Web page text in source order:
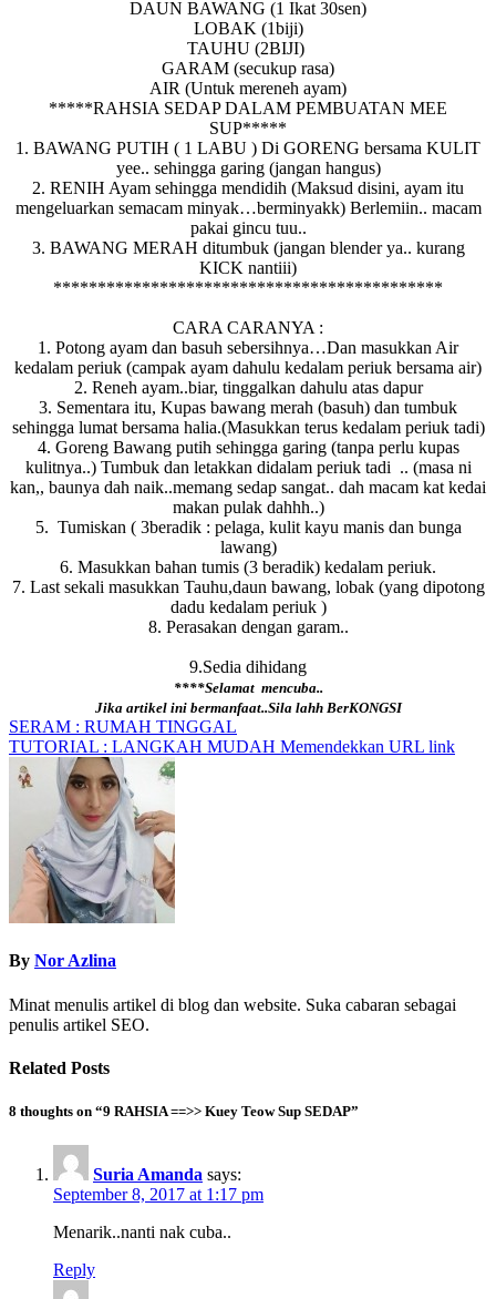
DAUN BAWANG (1 Ikat 30sen)
LOBAK (1biji)
TAUHU (2BIJI)
GARAM (secukup rasa)
AIR (Untuk mereneh ayam)
*****RAHSIA SEDAP DALAM PEMBUATAN MEE
SUP*****
1. BAWANG PUTIH ( 1 LABU ) Di GORENG bersama KULIT
yee.. sehingga garing (jangan hangus)
2. RENIH Ayam sehingga mendidih (Maksud disini, ayam itu
mengeluarkan semacam minyak…berminyakk) Berlemiin.. macam
pakai gincu tuu..
3. BAWANG MERAH ditumbuk (jangan blender ya.. kurang
KICK nantiii)
********************************************
CARA CARANYA :
1. Potong ayam dan basuh sebersihnya…Dan masukkan Air
kedalam periuk (campak ayam dahulu kedalam periuk bersama air)
2. Reneh ayam..biar, tinggalkan dahulu atas dapur
3. Sementara itu, Kupas bawang merah (basuh) dan tumbuk
sehingga lumat bersama halia.(Masukkan terus kedalam periuk tadi)
4. Goreng Bawang putih sehingga garing (tanpa perlu kupas
kulitnya..) Tumbuk dan letakkan didalam periuk tadi .. (masa ni
kan,, baunya dah naik..memang sedap sangat.. dah macam kat kedai
makan pulak dahhh..)
5. Tumiskan ( 3beradik : pelaga, kulit kayu manis dan bunga
lawang)
6. Masukkan bahan tumis (3 beradik) kedalam periuk.
7. Last sekali masukkan Tauhu,daun bawang, lobak (yang dipotong
dadu kedalam periuk )
8. Perasakan dengan garam..
9.Sedia dihidang
****Selamat mencuba..
Jika artikel ini bermanfaat..Sila lahh BerKONGSI
Post
navigation
SERAM : RUMAH TINGGAL
TUTORIAL : LANGKAH MUDAH Memendekkan URL link
By Nor Azlina
Minat menulis artikel di blog dan website. Suka cabaran sebagai
penulis artikel SEO.
Related Posts
8 thoughts on “9 RAHSIA ==>> Kuey Teow Sup SEDAP”
Suria Amanda says:
September 8, 2017 at 1:17 pm
Menarik..nanti nak cuba..
Reply